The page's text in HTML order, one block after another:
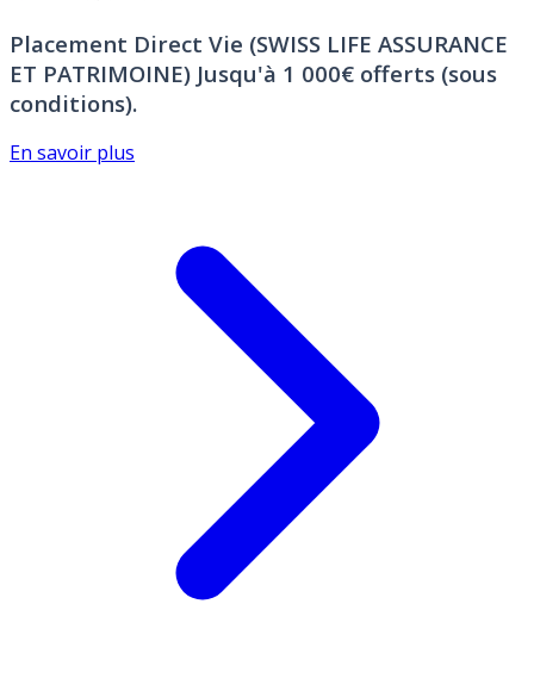
Placement Direct Vie (SWISS LIFE ASSURANCE
ET PATRIMOINE) Jusqu'à 1 000€ offerts (sous
conditions).
En savoir plus